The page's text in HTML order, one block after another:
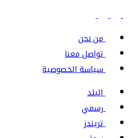
من نحن
تواصل معنا
سياسة الخصوصية
البلد
رسمي
تريندز